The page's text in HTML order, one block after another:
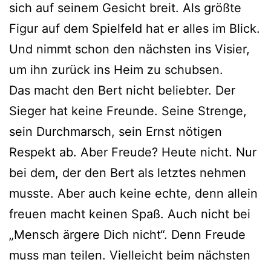
sich auf seinem Gesicht breit. Als größte
Figur auf dem Spielfeld hat er alles im Blick.
Und nimmt schon den nächsten ins Visier,
um ihn zurück ins Heim zu schubsen.
Das macht den Bert nicht beliebter. Der
Sieger hat keine Freunde. Seine Strenge,
sein Durchmarsch, sein Ernst nötigen
Respekt ab. Aber Freude? Heute nicht. Nur
bei dem, der den Bert als letztes nehmen
musste. Aber auch keine echte, denn allein
freuen macht keinen Spaß. Auch nicht bei
„Mensch ärgere Dich nicht“. Denn Freude
muss man teilen. Vielleicht beim nächsten